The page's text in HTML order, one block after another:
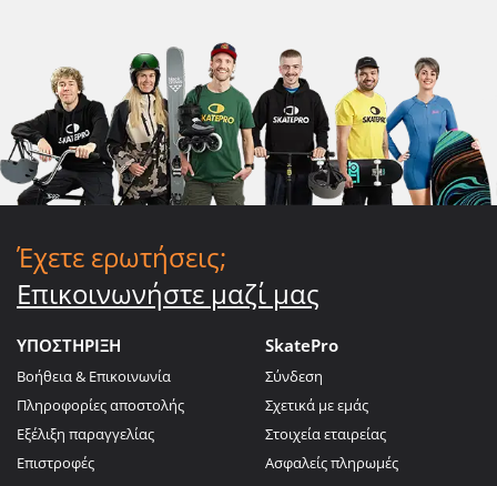
Έχετε ερωτήσεις;
Επικοινωνήστε μαζί μας
ΥΠΟΣΤΗΡΙΞΗ
Βοήθεια & Επικοινωνία
Πληροφορίες αποστολής
Εξέλιξη παραγγελίας
Επιστροφές
SkatePro
Σύνδεση
Σχετικά με εμάς
Στοιχεία εταιρείας
Ασφαλείς πληρωμές